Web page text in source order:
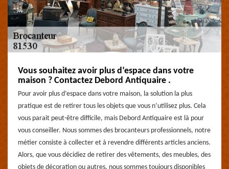
Vous souhaitez avoir plus d’espace dans votre
maison ? Contactez Debord Antiquaire .
Pour avoir plus d’espace dans votre maison, la solution la plus
pratique est de retirer tous les objets que vous n’utilisez plus. Cela
vous parait peut-être difficile, mais Debord Antiquaire est là pour
vous conseiller. Nous sommes des brocanteurs professionnels, notre
métier consiste à collecter et à revendre différents articles anciens.
Alors, que vous décidiez de retirer des vêtements, des meubles, des
objets de décoration ou autres, nous sommes toujours disponibles